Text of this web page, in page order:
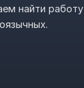
найти работу